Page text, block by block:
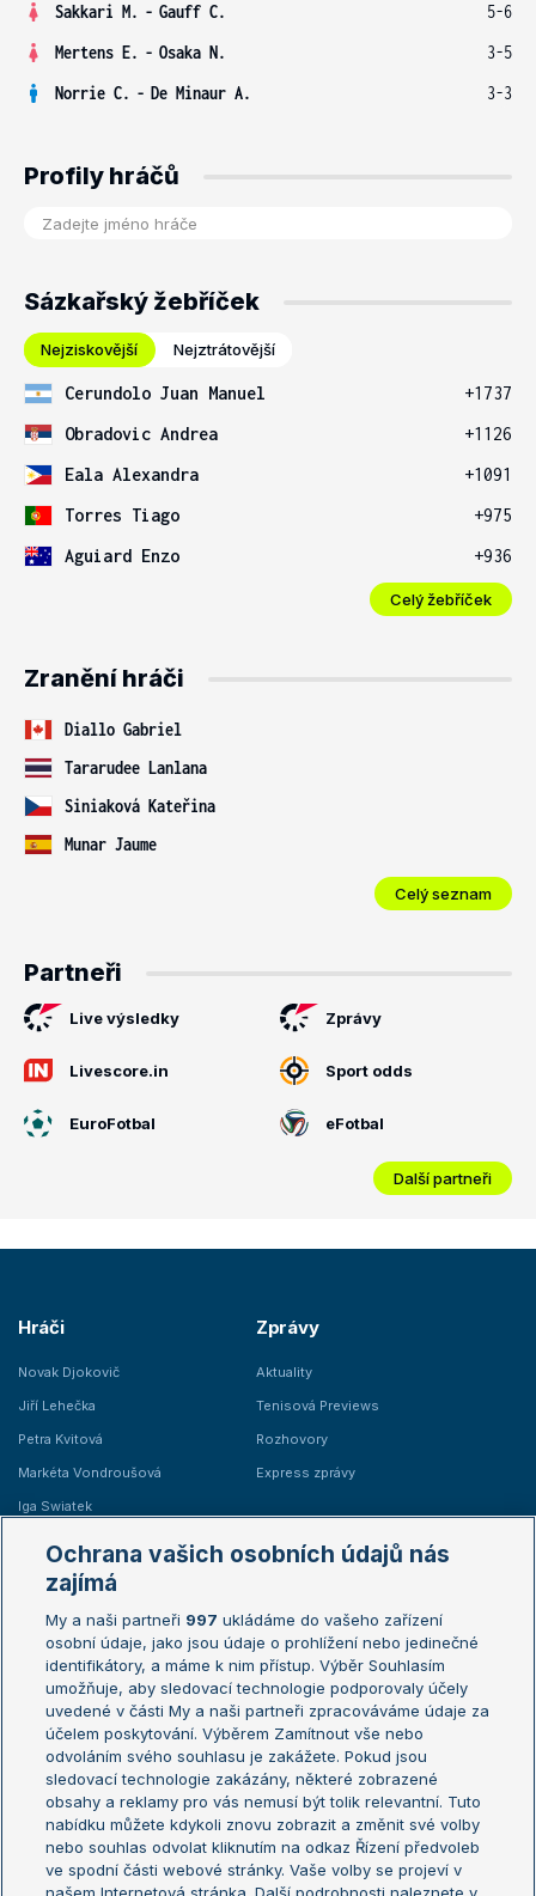
Sakkari M. - Gauff C.
5-6
Mertens E. - Osaka N.
3-5
Norrie C. - De Minaur A. 3-3
Profily hráčů
Sázkařský žebříček
Nejziskovější Nejztrátovější
Cerundolo Juan Manuel
+1737
Obradovic Andrea
+1126
Eala Alexandra
+1091
Torres Tiago
+975
Aguiard Enzo
+936
Celý žebříček
Zranění hráči
Diallo Gabriel
Tararudee Lanlana
Siniaková Kateřina
Munar Jaume
Celý seznam
Partneři
Live výsledky Zprávy
Livescore.in Sport odds
EuroFotbal eFotbal
Další partneři
Hráči
Novak Djokovič
Jiří Lehečka
Petra Kvitová
Markéta Vondroušová
Iga Swiatek
Zprávy
Aktuality
Tenisová Previews
Rozhovory
Express zprávy
Žebříčky
Žebříček ATP (muži)
Žebříček WTA (ženy)
Sázkařský žebříček
Australian Open
French Open
Wimbledon
US Open
Turnaj mistrů
Turnaj mistryň
Aktualní trendy
Fotbalové přestupy
Ochrana vašich osobních údajů nás
zajímá
My a naši partneři 997 ukládáme do vašeho zařízení
osobní údaje, jako jsou údaje o prohlížení nebo jedinečné
identifikátory, a máme k nim přístup. Výběr Souhlasím
umožňuje, aby sledovací technologie podporovaly účely
uvedené v části My a naši partneři zpracováváme údaje za
účelem poskytování. Výběrem Zamítnout vše nebo
odvoláním svého souhlasu je zakážete. Pokud jsou
sledovací technologie zakázány, některé zobrazené
obsahy a reklamy pro vás nemusí být tolik relevantní. Tuto
nabídku můžete kdykoli znovu zobrazit a změnit své volby
nebo souhlas odvolat kliknutím na odkaz Řízení předvoleb
ve spodní části webové stránky. Vaše volby se projeví v